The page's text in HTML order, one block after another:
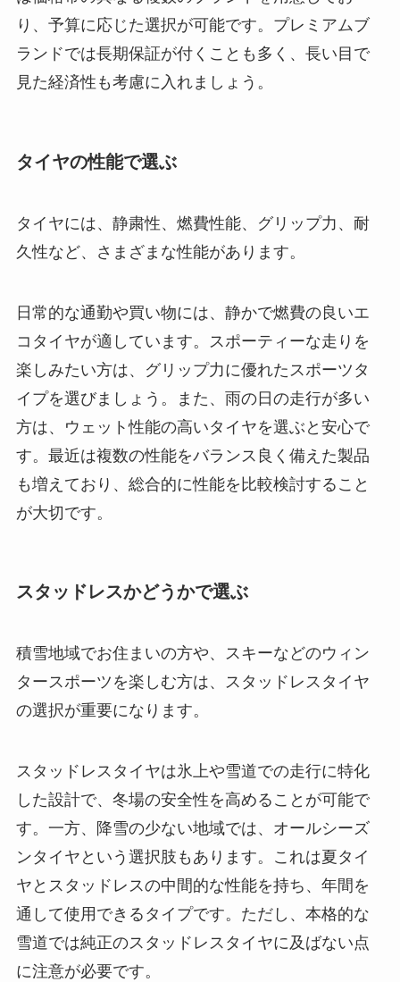
り、予算に応じた選択が可能です。プレミアムブ
ランドでは長期保証が付くことも多く、長い目で
見た経済性も考慮に入れましょう。
タイヤの性能で選ぶ
タイヤには、静粛性、燃費性能、グリップ力、耐
久性など、さまざまな性能があります。
日常的な通勤や買い物には、静かで燃費の良いエ
コタイヤが適しています。スポーティーな走りを
楽しみたい方は、グリップ力に優れたスポーツタ
イプを選びましょう。また、雨の日の走行が多い
方は、ウェット性能の高いタイヤを選ぶと安心で
す。最近は複数の性能をバランス良く備えた製品
も増えており、総合的に性能を比較検討すること
が大切です。
スタッドレスかどうかで選ぶ
積雪地域でお住まいの方や、スキーなどのウィン
タースポーツを楽しむ方は、スタッドレスタイヤ
の選択が重要になります。
スタッドレスタイヤは氷上や雪道での走行に特化
した設計で、冬場の安全性を高めることが可能で
す。一方、降雪の少ない地域では、オールシーズ
ンタイヤという選択肢もあります。これは夏タイ
ヤとスタッドレスの中間的な性能を持ち、年間を
通して使用できるタイプです。ただし、本格的な
雪道では純正のスタッドレスタイヤに及ばない点
に注意が必要です。